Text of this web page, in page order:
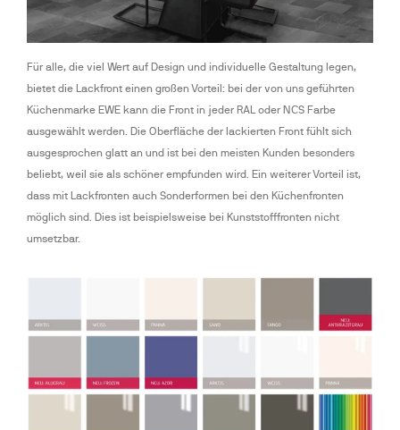
Für alle, die viel Wert auf Design und individuelle Gestaltung legen,
bietet die Lackfront einen großen Vorteil: bei der von uns geführten
Küchenmarke EWE kann die Front in jeder RAL oder NCS Farbe
ausgewählt werden. Die Oberfläche der lackierten Front fühlt sich
ausgesprochen glatt an und ist bei den meisten Kunden besonders
beliebt, weil sie als schöner empfunden wird. Ein weiterer Vorteil ist,
dass mit Lackfronten auch Sonderformen bei den Küchenfronten
möglich sind. Dies ist beispielsweise bei Kunststofffronten nicht
umsetzbar.